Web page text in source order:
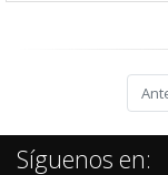
Síguenos en: